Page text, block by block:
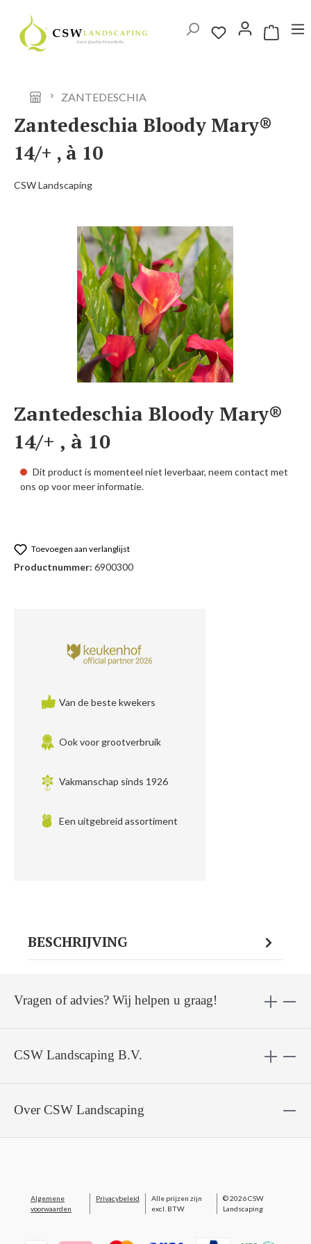
Ga naar de hoofdinhoud
ZANTEDESCHIA
Zantedeschia Bloody Mary®
14/+ , à 10
CSW Landscaping
Afbeeldingengalerij overslaan
Zantedeschia Bloody Mary®
14/+ , à 10
Dit product is momenteel niet leverbaar, neem contact met
ons op voor meer informatie.
Toevoegen aan verlanglijst
Productnummer: 6900300
Van de beste kwekers
Ook voor grootverbruik
Vakmanschap sinds 1926
Een uitgebreid assortiment
BESCHRIJVING
CSW Landscaping B.V.
Vragen of advies? Wij helpen u graag!
Over CSW Landscaping
Algemene
voorwaarden
Privacybeleid
Alle prijzen zijn
excl. BTW
© 2026 CSW
Landscaping